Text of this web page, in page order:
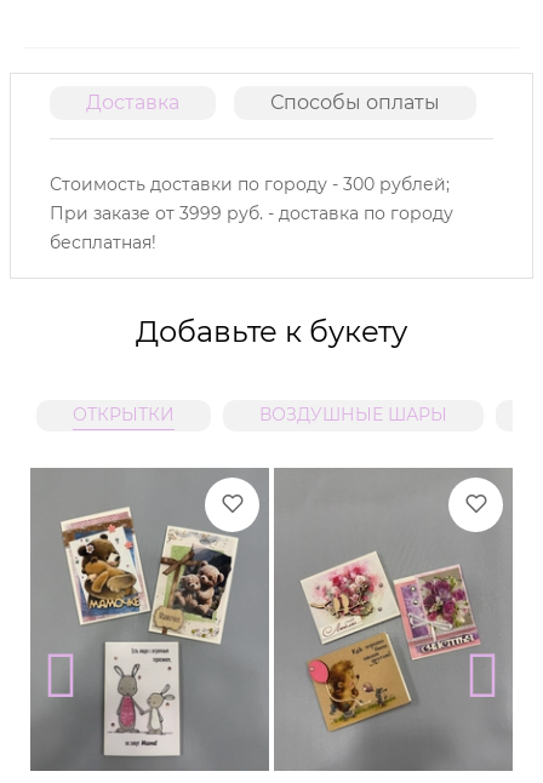
Доставка Способы оплаты
Стоимость доставки по городу - 300 рублей;
При заказе от 3999 руб. - доставка по городу
бесплатная!
Добавьте к букету
ОТКРЫТКИ ВОЗДУШНЫЕ ШАРЫ